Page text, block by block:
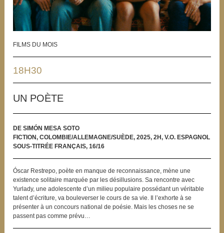
FILMS DU MOIS
18H30
UN POÈTE
DE SIMÓN MESA SOTO
FICTION, COLOMBIE/ALLEMAGNE/SUÈDE, 2025, 2H, V.O. ESPAGNOL
SOUS-TITRÉE FRANÇAIS, 16/16
Óscar Restrepo, poète en manque de reconnaissance, mène une
existence solitaire marquée par les désillusions. Sa rencontre avec
Yurlady, une adolescente d’un milieu populaire possédant un véritable
talent d’écriture, va bouleverser le cours de sa vie. Il l’exhorte à se
présenter à un concours national de poésie. Mais les choses ne se
passent pas comme prévu…